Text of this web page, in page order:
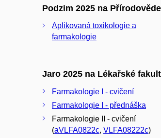
Podzim 2025 na
Aplikovaná toxikologie a
farmakologie
Jaro 2025 na Lékařské
Farmakologie I - cvičení
Farmakologie I - přednáška
Farmakologie II - cvičení
(aVLFA0822c, VLFA08222c)